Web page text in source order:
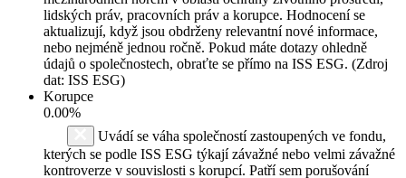
lidských práv, pracovních práv a korupce. Hodnocení se
aktualizují, když jsou obdrženy relevantní nové informace,
nebo nejméně jednou ročně. Pokud máte dotazy ohledně
údajů o společnostech, obraťte se přímo na ISS ESG. (Zdroj
dat: ISS ESG)
Korupce
0.00%
Uvádí se váha společností zastoupených ve fondu,
kterých se podle ISS ESG týkají závažné nebo velmi závažné
kontroverze v souvislosti s korupcí. Patří sem porušování